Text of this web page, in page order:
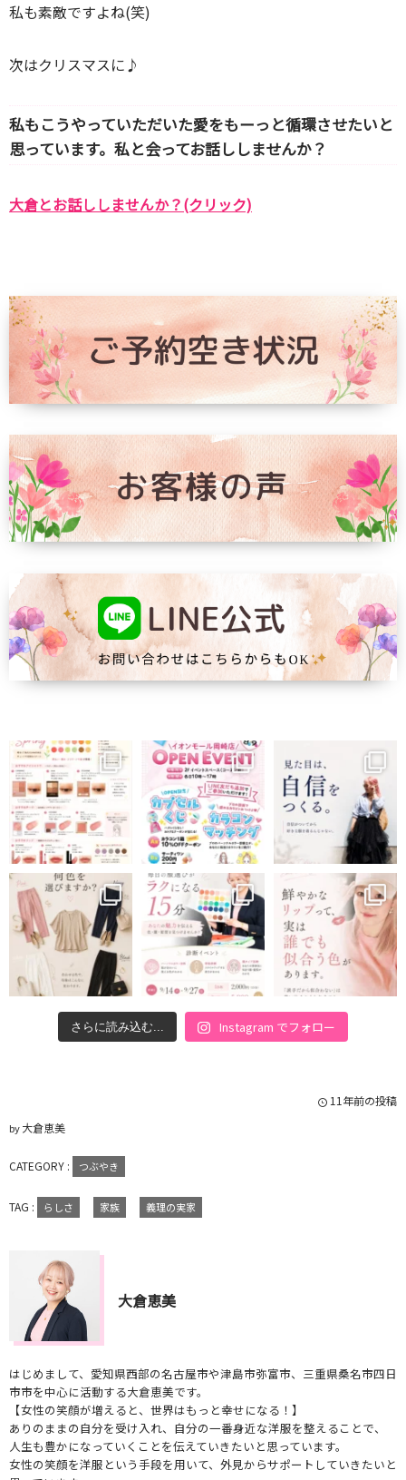
私も素敵ですよね(笑)
次はクリスマスに♪
私もこうやっていただいた愛をもーっと循環させたいと
思っています。私と会ってお話ししませんか？
大倉とお話ししませんか？(クリック)
さらに読み込む... Instagram でフォロー
11年前の投稿
by大倉恵美
CATEGORY : つぶやき
TAG : らしさ 家族 義理の実家
大倉恵美
はじめまして、愛知県西部の名古屋市や津島市弥富市、三重県桑名市四日
市市を中心に活動する大倉恵美です。
【女性の笑顔が増えると、世界はもっと幸せになる！】
ありのままの自分を受け入れ、自分の一番身近な洋服を整えることで、
人生も豊かになっていくことを伝えていきたいと思っています。
女性の笑顔を洋服という手段を用いて、外見からサポートしていきたいと